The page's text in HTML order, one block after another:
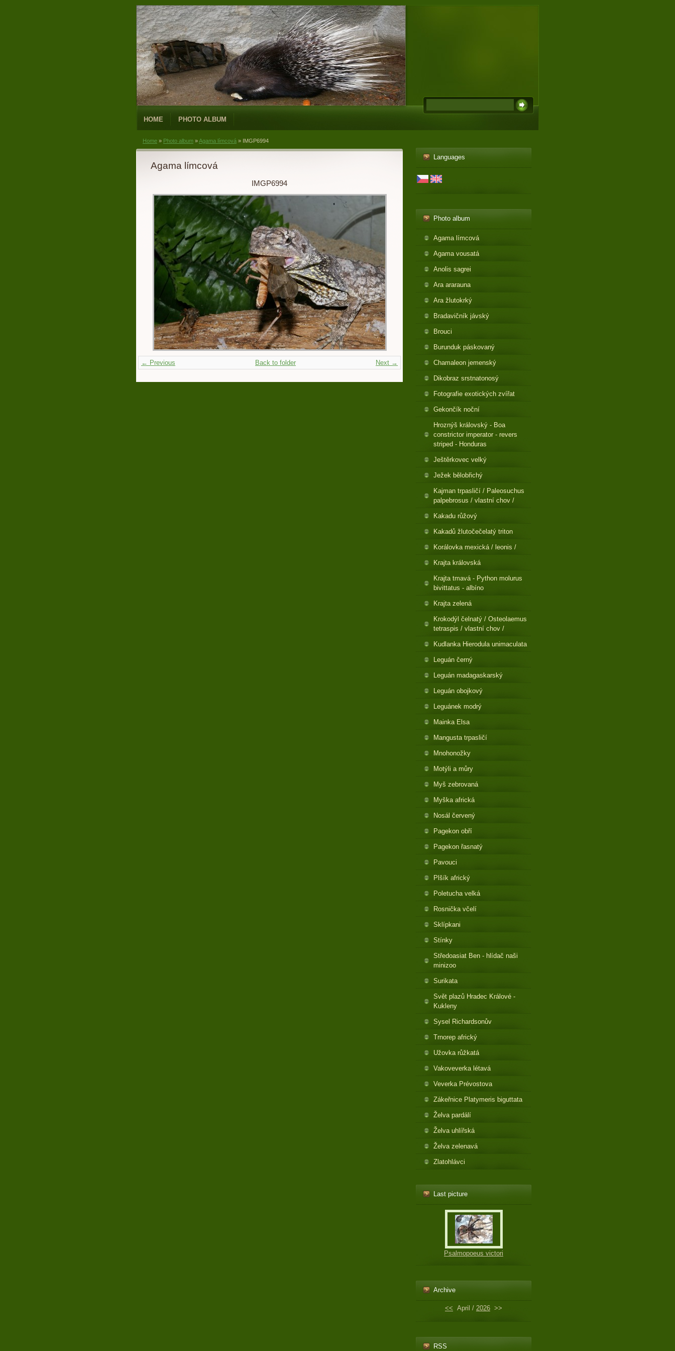
HOME PHOTO ALBUM
Home » Photo album »Agama límcová » IMGP6994
Agama límcová
IMGP6994
← Previous Next →
Back to folder
Languages
Photo album
Agama límcová
Agama vousatá
Anolis sagrei
Ara ararauna
Ara žlutokrký
Bradavičník jávský
Brouci
Burunduk páskovaný
Chamaleon jemenský
Dikobraz srstnatonosý
Fotografie exotických zvířat
Gekončík noční
Hroznýš královský - Boa
constrictor imperator - revers
striped - Honduras
Ještěrkovec velký
Ježek bělobřichý
Kajman trpasličí / Paleosuchus
palpebrosus / vlastní chov /
Kakadu růžový
Kakadů žlutočečelatý triton
Korálovka mexická / leonis /
Krajta královská
Krajta tmavá - Python molurus
bivittatus - albíno
Krajta zelená
Krokodýl čelnatý / Osteolaemus
tetraspis / vlastní chov /
Kudlanka Hierodula unimaculata
Leguán černý
Leguán madagaskarský
Leguán obojkový
Leguánek modrý
Mainka Elsa
Mangusta trpasličí
Mnohonožky
Motýli a můry
Myš zebrovaná
Myška africká
Nosál červený
Pagekon obří
Pagekon řasnatý
Pavouci
Plšík africký
Poletucha velká
Rosnička včelí
Sklípkani
Stínky
Středoasiat Ben - hlídač naši
minizoo
Surikata
Svět plazů Hradec Králové -
Kukleny
Sysel Richardsonův
Trnorep africký
Užovka růžkatá
Vakoveverka létavá
Veverka Prévostova
Zákeřnice Platymeris biguttata
Želva pardálí
Želva uhlířská
Želva zelenavá
Zlatohlávci
Last picture
Psalmopoeus victori
Archive
<< April / 2026 >>
RSS